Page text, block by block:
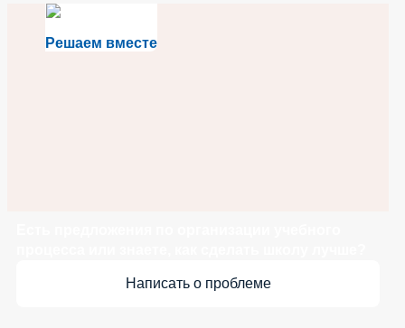
Решаем вместе
Написать о проблеме